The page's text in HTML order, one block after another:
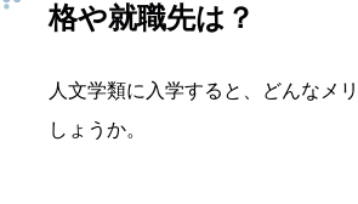
格や就職先は？
人文学類に入学すると、どんなメ
しょうか。